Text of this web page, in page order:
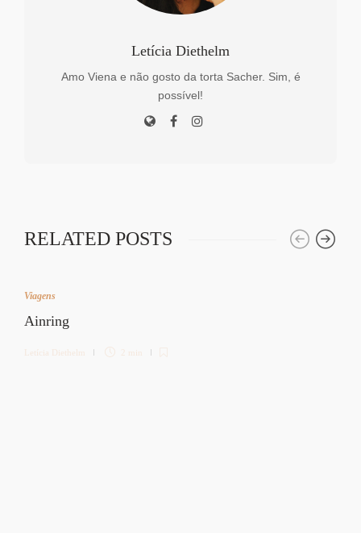
Letícia Diethelm
Amo Viena e não gosto da torta Sacher. Sim, é
possível!
RELATED POSTS
Viagens
Ainring
Letícia Diethelm 2 min